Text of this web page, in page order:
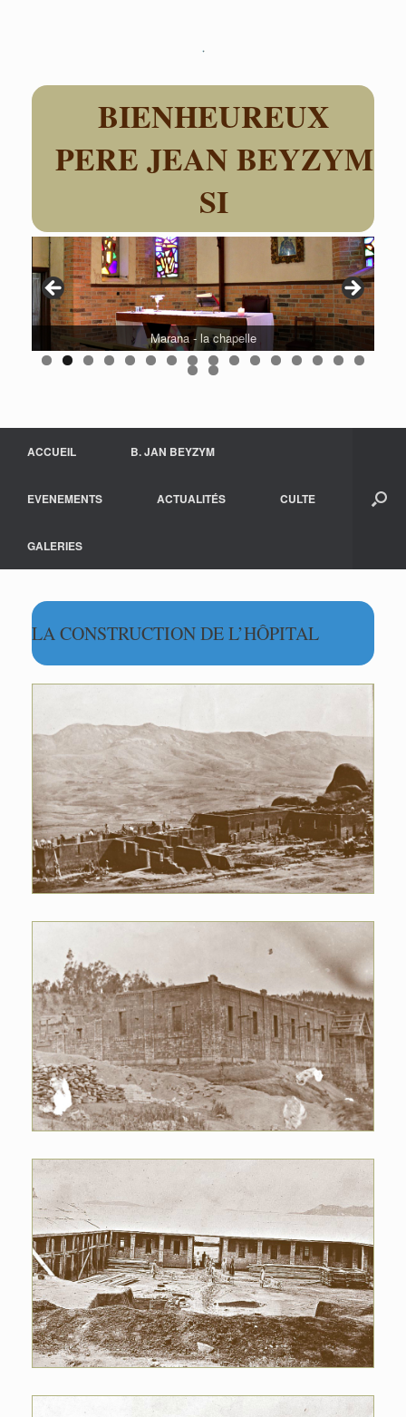
BIENHEUREUX
PERE JEAN BEYZYM
SI
Marana - la chapelle
ACCUEIL B. JAN BEYZYM
EVENEMENTS ACTUALITÉS CULTE
GALERIES
LA CONSTRUCTION DE L’HÔPITAL